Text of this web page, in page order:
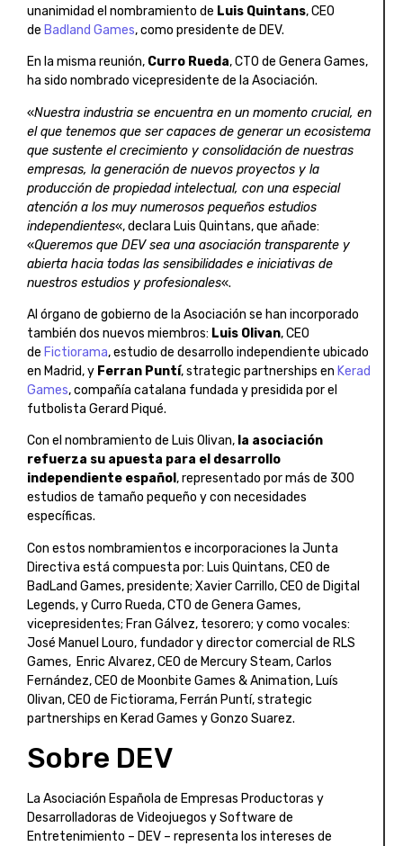
unanimidad el nombramiento de Luis Quintans, CEO
de Badland Games, como presidente de DEV.
En la misma reunión, Curro Rueda, CTO de Genera Games,
ha sido nombrado vicepresidente de la Asociación.
«Nuestra industria se encuentra en un momento crucial, en
el que tenemos que ser capaces de generar un ecosistema
que sustente el crecimiento y consolidación de nuestras
empresas, la generación de nuevos proyectos y la
producción de propiedad intelectual, con una especial
atención a los muy numerosos pequeños estudios
independientes«, declara Luis Quintans, que añade:
«Queremos que DEV sea una asociación transparente y
abierta hacia todas las sensibilidades e iniciativas de
nuestros estudios y profesionales«.
Al órgano de gobierno de la Asociación se han incorporado
también dos nuevos miembros: Luis Olivan, CEO
de Fictiorama, estudio de desarrollo independiente ubicado
en Madrid, y Ferran Puntí, strategic partnerships en Kerad
Games, compañía catalana fundada y presidida por el
futbolista Gerard Piqué.
Con el nombramiento de Luis Olivan, la asociación
refuerza su apuesta para el desarrollo
independiente español , representado por más de 300
estudios de tamaño pequeño y con necesidades
específicas.
Con estos nombramientos e incorporaciones la Junta
Directiva está compuesta por: Luis Quintans, CEO de
BadLand Games, presidente; Xavier Carrillo, CEO de Digital
Legends, y Curro Rueda, CTO de Genera Games,
vicepresidentes; Fran Gálvez, tesorero; y como vocales:
José Manuel Louro, fundador y director comercial de RLS
Games, Enric Alvarez, CEO de Mercury Steam, Carlos
Fernández, CEO de Moonbite Games & Animation, Luís
Olivan, CEO de Fictiorama, Ferrán Puntí, strategic
partnerships en Kerad Games y Gonzo Suarez.
Sobre DEV
La Asociación Española de Empresas Productoras y
Desarrolladoras de Videojuegos y Software de
Entretenimiento – DEV – representa los intereses de